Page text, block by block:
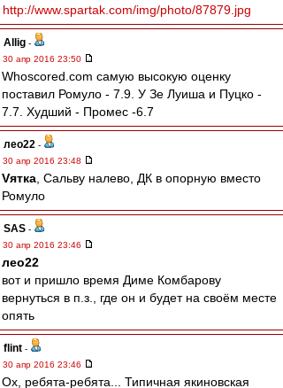
http://www.spartak.com/img/photo/87879.jpg
Allig -
30 апр 2016 23:50
Whoscored.com самую высокую оценку
поставил Ромуло - 7.9. У Зе Луиша и Пуцко -
7.7. Худший - Промес -6.7
лео22 -
30 апр 2016 23:48
Vятка , Сальву налево, ДК в опорную вместо
Ромуло
SAS -
30 апр 2016 23:46
лео22
вот и пришло время Диме Комбарову
вернуться в п.з., где он и будет на своём месте
опять
flint -
30 апр 2016 23:46
Ох, ребята-ребята... Типичная якиновская